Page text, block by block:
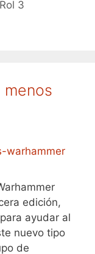
3
menos
edición,
ayudar al
nuevo tipo
de